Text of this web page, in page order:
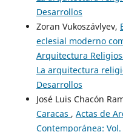
Desarrollos
Zoran Vukoszávlyev,
eclesial moderno
Arquitectura
La arquitectura
Desarrollos
José Luis Chacón
Caracas , Actas de
Contemporánea: